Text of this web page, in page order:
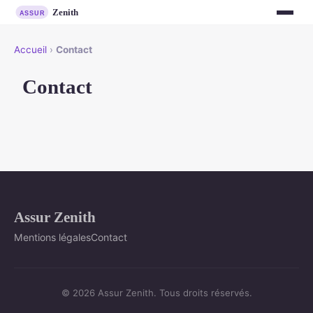
Accueil › Contact
Contact
Assur Zenith
Mentions légalesContact
© 2026 Assur Zenith. Tous droits réservés.